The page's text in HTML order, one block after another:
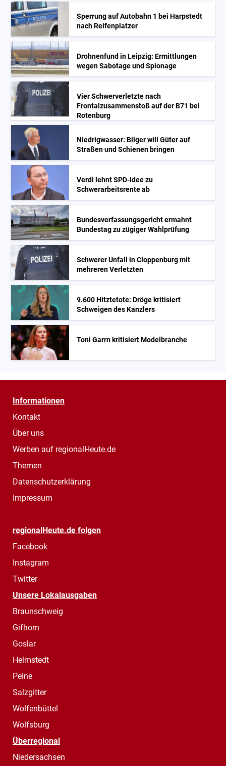
Sperrung auf Autobahn 1 bei Harpstedt
nach Reifenplatzer
Drohnenfund in Leipzig: Ermittlungen
wegen Sabotage und Spionage
Vier Schwerverletzte nach
Frontalzusammenstoß auf der B71 bei
Rotenburg
Niedrigwasser: Bilger will Güter auf
Straßen und Schienen bringen
Verdi lehnt SPD-Idee zu
Schwerarbeitsrente ab
Bundesverfassungsgericht ermahnt
Bundestag zu zügiger Wahlprüfung
Schwerer Unfall in Cloppenburg mit
mehreren Verletzten
9.600 Hitztetote: Dröge kritisiert
Schweigen des Kanzlers
Toni Garrn kritisiert Modelbranche
Informationen
Kontakt
Über uns
Werben auf regionalHeute.de
Themen
Datenschutzerklärung
Impressum
regionalHeute.de folgen
Facebook
Instagram
Twitter
Unsere Lokalausgaben
Braunschweig
Gifhorn
Goslar
Helmstedt
Peine
Salzgitter
Wolfenbüttel
Wolfsburg
Überregional
Niedersachsen